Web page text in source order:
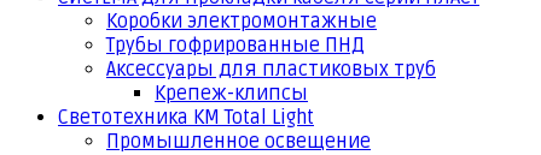
Коробки электромонтажные
Трубы гофрированные ПНД
Аксессуары для пластиковых труб
Крепеж-клипсы
Светотехника КМ Total Light
Промышленное освещение